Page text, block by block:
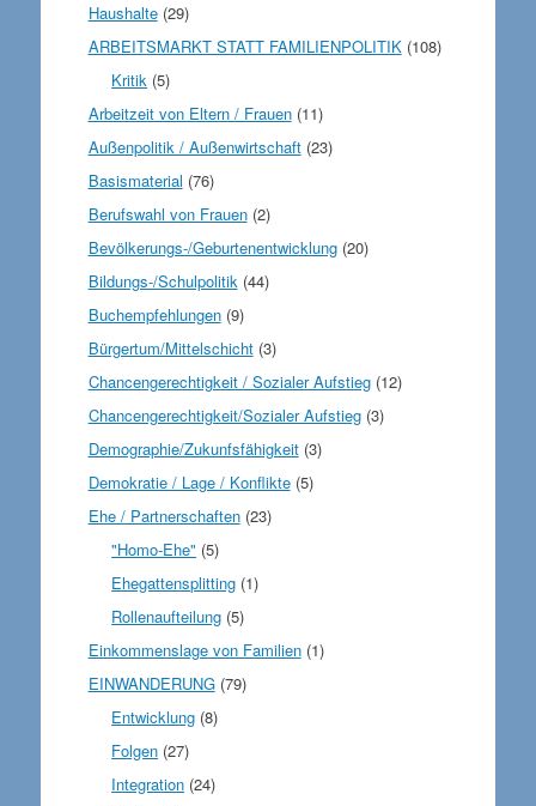
Haushalte(29)
ARBEITSMARKT STATT FAMILIENPOLITIK(108)
Kritik (5)
Arbeitzeit von Eltern / Frauen(11)
Außenpolitik / Außenwirtschaft(23)
Basismaterial (76)
Berufswahl von Frauen(2)
Bevölkerungs-/Geburtenentwicklung(20)
Bildungs-/Schulpolitik(44)
Buchempfehlungen(9)
Bürgertum/Mittelschicht(3)
Chancengerechtigkeit / Sozialer Aufstieg(12)
Chancengerechtigkeit/Sozialer Aufstieg(3)
Demographie/Zukunfsfähigkeit(3)
Demokratie / Lage / Konflikte(5)
Ehe / Partnerschaften(23)
"Homo-Ehe" (5)
Ehegattensplitting (1)
Rollenaufteilung (5)
Einkommenslage von Familien(1)
EINWANDERUNG(79)
Entwicklung (8)
Folgen (27)
Integration (24)